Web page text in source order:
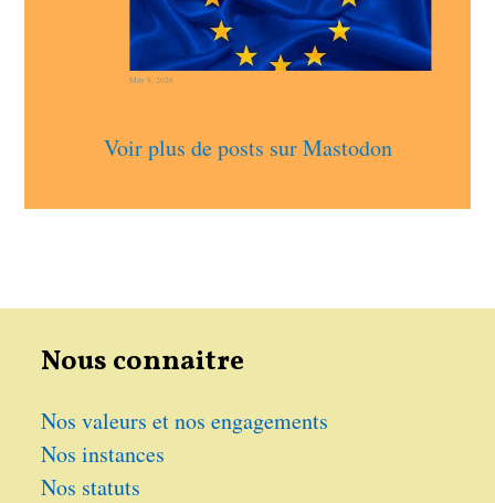
May 9, 2026
Voir plus de posts sur Mastodon
Nous connaitre
Nos valeurs et nos engagements
Nos instances
Nos statuts